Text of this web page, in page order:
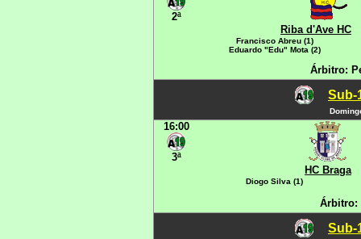
2ª
Riba d'Ave HC
Francisco Abreu (1)
Eduardo "Edu" Mota (2)
Árbitro:
Sub-
16:00
3ª
HC Braga
Diogo Silva (1)
Árbitro:
Sub-